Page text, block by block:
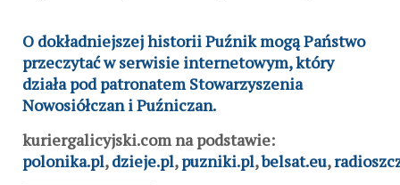
O dokładniejszej historii Puźnik mogą Państwo
przeczytać w serwisie internetowym, który
działa pod patronatem Stowarzyszenia
Nowosiółczan i Puźniczan.
kuriergalicyjski.com na podstawie:
polonika.pl,dzieje.pl,puzniki.pl,belsat.eu,